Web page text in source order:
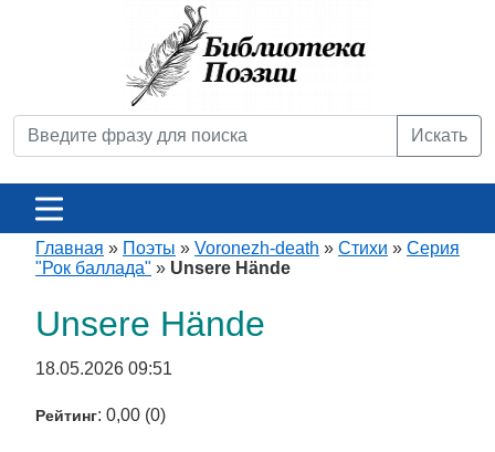
Искать
Главная » Поэты » Voronezh-death » Стихи » Серия
"Рок баллада" » Unsere Hände
Unsere Hände
18.05.2026 09:51
Рейтинг: 0,00 (0)